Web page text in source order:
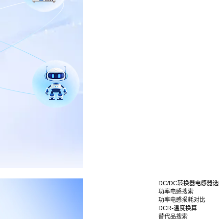
DC/DC转换器电感器
功率电感搜索
功率电感损耗对比
DCR-温度换算
替代品搜索